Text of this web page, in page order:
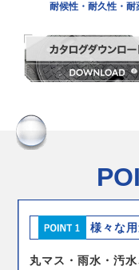
耐候性・耐久性・耐
様々な
丸マス・雨水・汚